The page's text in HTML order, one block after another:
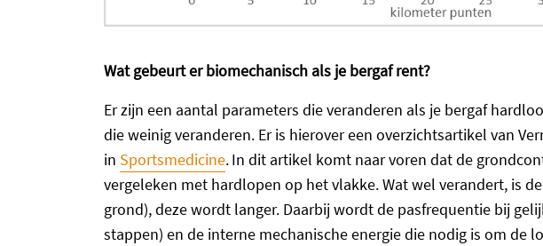
Wat gebeurt er biomechanisch als je bergaf rent?
Er zijn een aantal parameters die veranderen als je bergaf
die weinig veranderen. Er is hierover een overzichtsartikel van
in Sportsmedicine.In dit artikel komt naar voren dat de
vergeleken met hardlopen op het vlakke. Wat wel verandert, is
grond), deze wordt langer. Daarbij wordt de pasfrequentie bij
stappen) en de interne mechanische energie die nodig is om de